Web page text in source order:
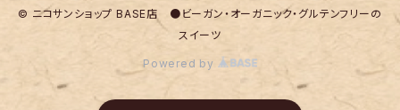
© ニコサンショップ BASE店 ●ビーガン・オーガニック・グルテンフリーの
スイーツ
Powered by